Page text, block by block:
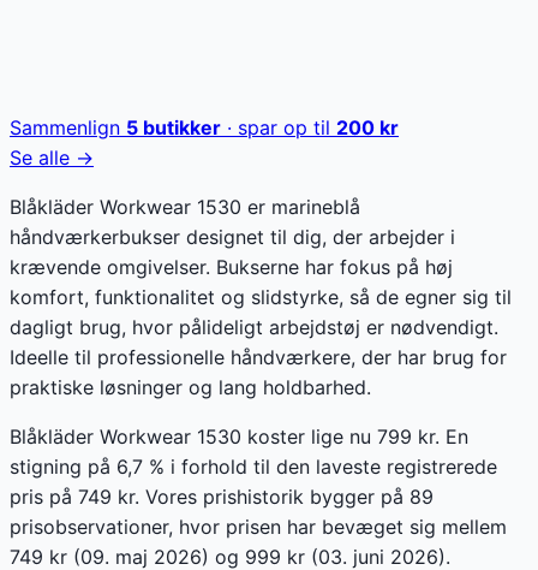
Sammenlign 5 butikker · spar op til 200 kr
Se alle →
Blåkläder Workwear 1530 er marineblå
håndværkerbukser designet til dig, der arbejder i
krævende omgivelser. Bukserne har fokus på høj
komfort, funktionalitet og slidstyrke, så de egner sig til
dagligt brug, hvor pålideligt arbejdstøj er nødvendigt.
Ideelle til professionelle håndværkere, der har brug for
praktiske løsninger og lang holdbarhed.
Blåkläder Workwear 1530 koster lige nu 799 kr. En
stigning på 6,7 % i forhold til den laveste registrerede
pris på 749 kr. Vores prishistorik bygger på 89
prisobservationer, hvor prisen har bevæget sig mellem
749 kr (09. maj 2026) og 999 kr (03. juni 2026).